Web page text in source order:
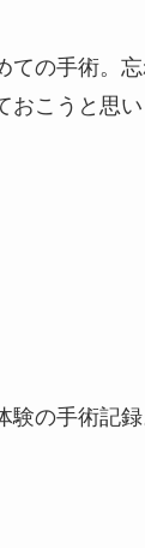
ての手術。
こうと思い
験の手術記